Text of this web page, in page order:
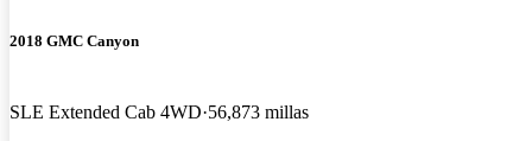
2018 GMC Canyon
SLE Extended Cab 4WD 56,873 millas